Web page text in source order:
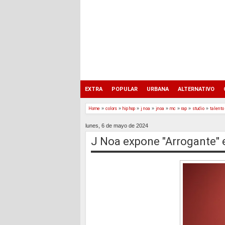
EXTRA POPULAR URBANA ALTERNATIVO
Home » colors » hip hop » j noa » jnoa » mc » rap » studio » talento
lunes, 6 de mayo de 2024
J Noa expone